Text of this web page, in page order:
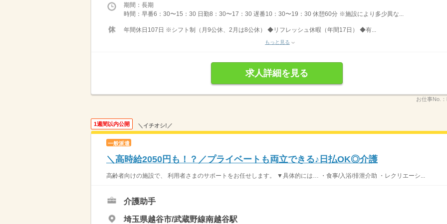
期間：長期
時間：早番6：30〜15：30 日勤8：30〜17：30 遅番10：30〜19：30 休憩60分 ※施設により多少異な...
年間休日107日 ※シフト制（月9公休、2月は8公休） ◆リフレッシュ休暇（年間17日） ◆有...
もっと見る
求人詳細を見る
お仕事No.：
1週間以内公開 ＼イチオシ!／
一般派遣
＼高時給2050円も！？／プライベートも両立できる♪日払OK◎介護
高齢者向けの施設で、 利用者さまのサポートをお任せします。 ▼具体的には… ・食事/入浴/排泄介助 ・レクリエーシ...
介護助手
埼玉県越谷市/武蔵野線南越谷駅